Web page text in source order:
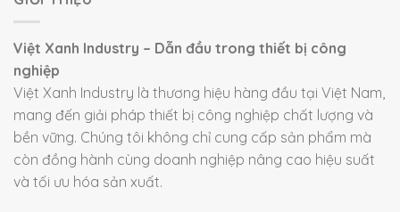
Việt Xanh Industry – Dẫn đầu trong thiết bị công
nghiệp
Việt Xanh Industry là thương hiệu hàng đầu tại Việt Nam,
mang đến giải pháp thiết bị công nghiệp chất lượng và
bền vững. Chúng tôi không chỉ cung cấp sản phẩm mà
còn đồng hành cùng doanh nghiệp nâng cao hiệu suất
và tối ưu hóa sản xuất.